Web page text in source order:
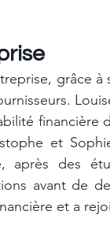
grâce
financière
et
après des
avant de
et a